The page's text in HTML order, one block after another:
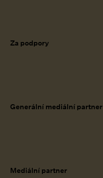
Za podpory
Generální mediální partner
Mediální partner